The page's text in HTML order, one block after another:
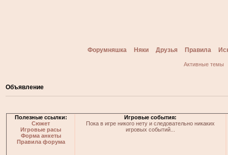
Форумняшка Няки Друзья Правила
Активные темы
Объявление
Полезные ссылки:
Сюжет
Игровые расы
Форма анкеты
Правила форума
Игровые события:
Пока в игре никого нету и следовательно никаких
игровых событий...